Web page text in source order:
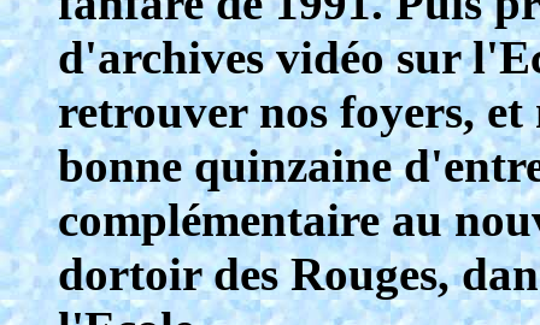
d'archives vidéo sur
retrouver nos foyers, et
bonne quinzaine
complémentaire au
dortoir des Rouges,